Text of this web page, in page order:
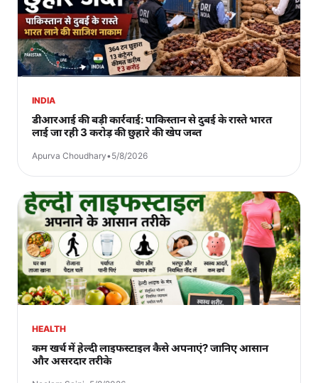
INDIA
डीआरआई की बड़ी कार्रवाई: पाकिस्तान से दुबई के रास्ते भारत
लाई जा रही 3 करोड़ की छुहारे की खेप जब्त
Apurva Choudhary•5/8/2026
HEALTH
कम खर्च में हेल्दी लाइफस्टाइल कैसे अपनाएं? जानिए आसान
और असरदार तरीके